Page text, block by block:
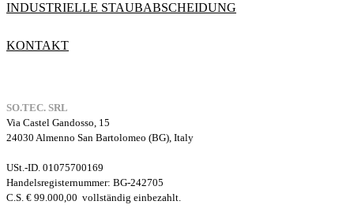
INDUSTRIELLE STAUBABSCHEIDUNG
KONTAKT
SO.TEC. SRL
Via Castel Gandosso, 15
24030 Almenno San Bartolomeo (BG), Italy
USt.-ID. 01075700169
Handelsregisternummer: BG-242705
C.S. € 99.000,00 vollständig einbezahlt.